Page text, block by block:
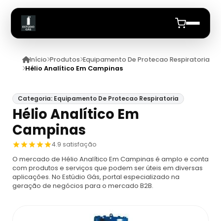
Início
Produtos
Equipamento De Protecao Respiratoria
Proteção Respiratória Para Espaço
Confinado
Cilindro De Ar Respiravel
Cilindro De Ar Respirável Drager
Cilindro De Oxigênio 100 Litros
Ar Mandado
Anuncie
Início Produtos Equipamento De Protecao Respiratoria
Hélio Analítico Em Campinas
Categoria: Equipamento De Protecao Respiratoria
Hélio Analítico Em
Campinas
4.9 satisfação
O mercado de Hélio Analítico Em Campinas é amplo e conta
com produtos e serviços que podem ser úteis em diversas
aplicações. No Estúdio Gás, portal especializado na
geração de negócios para o mercado B2B.